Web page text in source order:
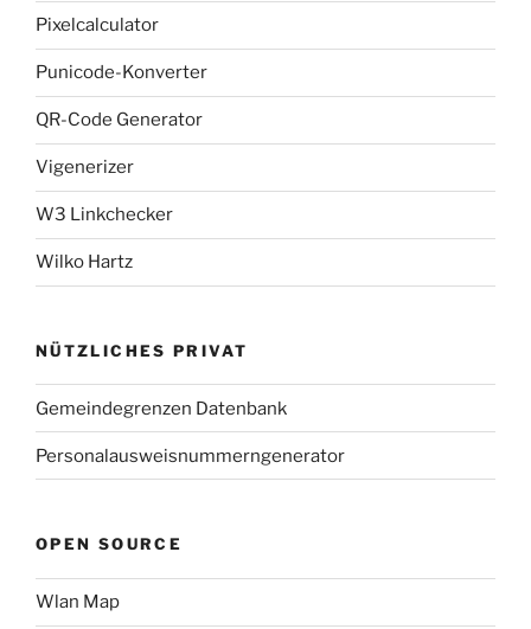
Pixelcalculator
Punicode-Konverter
QR-Code Generator
Vigenerizer
W3 Linkchecker
Wilko Hartz
NÜTZLICHES PRIVAT
Gemeindegrenzen Datenbank
Personalausweisnummerngenerator
OPEN SOURCE
Wlan Map